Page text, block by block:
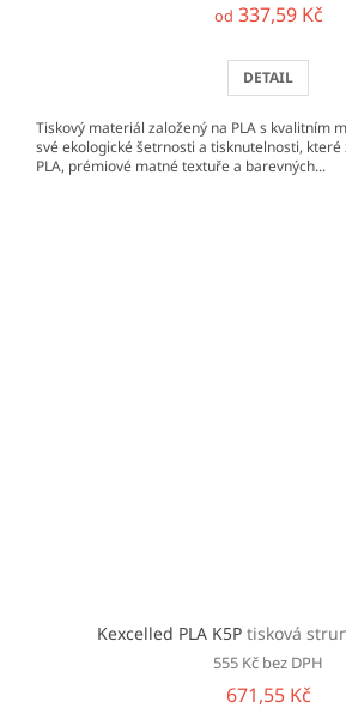
od 337,59 Kč
DETAIL
Tiskový materiál založený na PLA s kvalitním
své ekologické šetrnosti a tisknutelnosti,
PLA, prémiové matné textuře a barevných...
Kexcelled PLA K5P tisková
555 Kč bez DPH
671,55 Kč